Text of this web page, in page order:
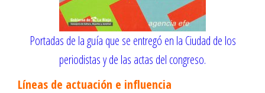
Portadas de la guía que se entregó en la Ciudad de los
periodistas y de las actas del congreso.
Líneas de actuación e influencia